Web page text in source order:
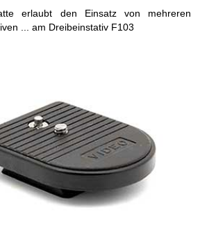
erlaubt den Einsatz von mehreren
... am Dreibeinstativ F103